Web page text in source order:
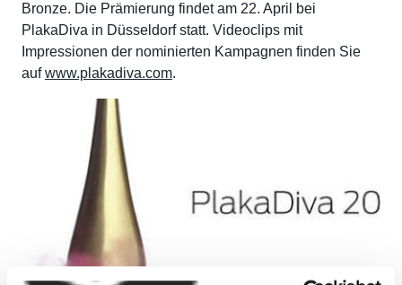
Bronze. Die Prämierung findet am 22. April bei
PlakaDiva in Düsseldorf statt. Videoclips mit
Impressionen der nominierten Kampagnen finden Sie
aufwww.plakadiva.com.